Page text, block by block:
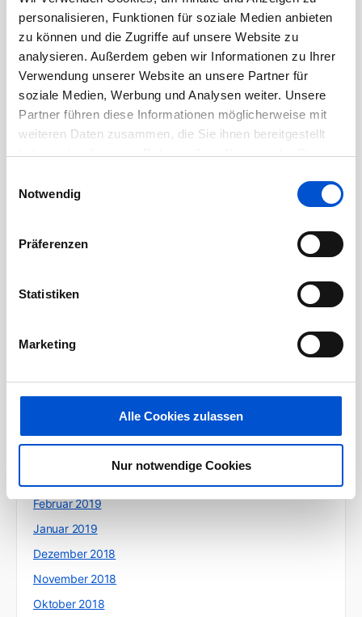
personalisieren, Funktionen für soziale Medien anbieten
zu können und die Zugriffe auf unsere Website zu
analysieren. Außerdem geben wir Informationen zu Ihrer
Verwendung unserer Website an unsere Partner für
soziale Medien, Werbung und Analysen weiter. Unsere
Partner führen diese Informationen möglicherweise mit
weiteren Daten zusammen, die Sie ihnen bereitgestellt
haben oder die sie im Rahmen Ihrer Nutzung der Dienste
Notwendig
Präferenzen
Statistiken
Marketing
Alle Cookies zulassen
Nur notwendige Cookies
September 2020
August 2020
Juli 2020
Juni 2020
Mai 2020
Februar 2020
Dezember 2019
Oktober 2019
August 2019
Februar 2019
Januar 2019
Dezember 2018
November 2018
Oktober 2018